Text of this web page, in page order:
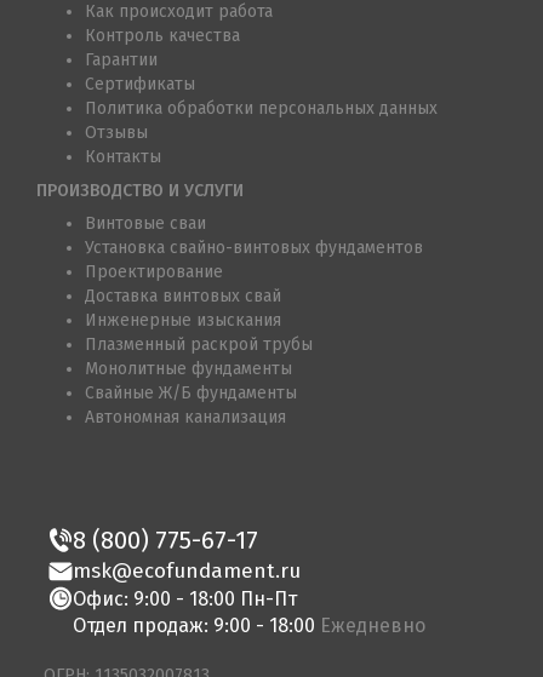
Как происходит работа
Контроль качества
Гарантии
Сертификаты
Политика обработки персональных данных
Отзывы
Контакты
ПРОИЗВОДСТВО И УСЛУГИ
Винтовые сваи
Установка свайно-винтовых фундаментов
Проектирование
Доставка винтовых свай
Инженерные изыскания
Плазменный раскрой трубы
Монолитные фундаменты
Свайные Ж/Б фундаменты
Автономная канализация
8 (800) 775-67-17
msk@ecofundament.ru
Офис: 9:00 - 18:00 Пн-Пт
Отдел продаж: 9:00 - 18:00 Ежедневно